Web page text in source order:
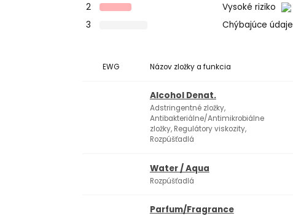
2
Vysoké riziko
3
Chýbajúce údaje
EWG Názov zložky a funkcia
Alcohol Denat.
Adstringentné zložky,
Antibakteriálne/Antimikrobiálne
zložky, Regulátory viskozity,
Rozpúšťadlá
Water / Aqua
Rozpúšťadlá
Parfum/Fragrance